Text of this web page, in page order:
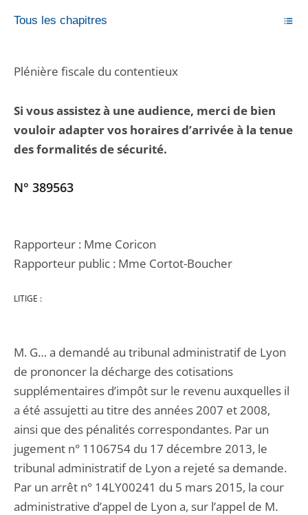
Tous les chapitres
Plénière fiscale du contentieux
Si vous assistez à une audience, merci de bien
vouloir adapter vos horaires d’arrivée à la tenue
des formalités de sécurité.
N° 389563
Rapporteur : Mme Coricon
Rapporteur public : Mme Cortot-Boucher
LITIGE :
M. G… a demandé au tribunal administratif de Lyon
de prononcer la décharge des cotisations
supplémentaires d’impôt sur le revenu auxquelles il
a été assujetti au titre des années 2007 et 2008,
ainsi que des pénalités correspondantes. Par un
jugement n° 1106754 du 17 décembre 2013, le
tribunal administratif de Lyon a rejeté sa demande.
Par un arrêt n° 14LY00241 du 5 mars 2015, la cour
administrative d’appel de Lyon a, sur l’appel de M.